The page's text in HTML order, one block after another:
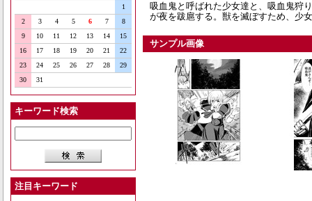
1
2
3 4 5 6 7
8
9
10 11 12 13 14
15
16
17 18 19 20 21
22
23
24 25 26 27 28
29
30
31
キーワード検索
注目キーワード
吸血鬼と呼ばれた少女達と、吸血鬼狩
が夜を跋扈する。獣を滅ぼすため、少
サンプル画像